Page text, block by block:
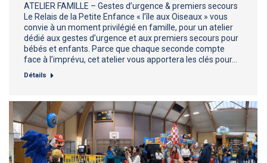
ATELIER FAMILLE – Gestes d’urgence & premiers secours
Le Relais de la Petite Enfance « l’île aux Oiseaux » vous
convie à un moment privilégié en famille, pour un atelier
dédié aux gestes d’urgence et aux premiers secours pour
bébés et enfants. Parce que chaque seconde compte
face à l’imprévu, cet atelier vous apportera les clés pour…
Détails